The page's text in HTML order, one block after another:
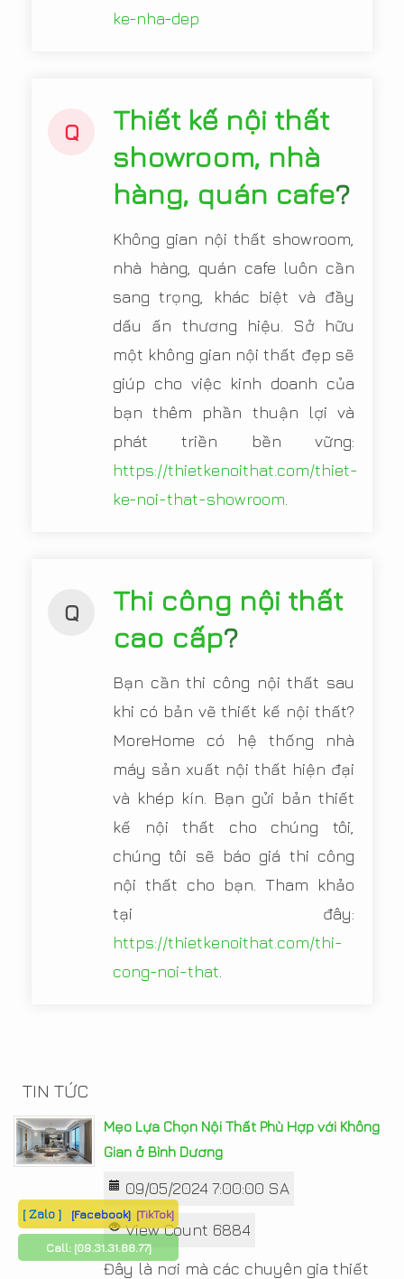
ke-nha-dep
Q
Thiết kế nội thất
showroom, nhà
hàng, quán cafe?
Không gian nội thất showroom,
nhà hàng, quán cafe luôn cần
sang trọng, khác biệt và đầy
dấu ấn thương hiệu. Sở hữu
một không gian nội thất đẹp sẽ
giúp cho việc kinh doanh của
bạn thêm phần thuận lợi và
phát triền bền vững:
https://thietkenoithat.com/thiet-
ke-noi-that-showroom
Q
Thi công nội thất
cao cấp?
Bạn cần thi công nội thất sau
khi có bản vẽ thiết kế nội thất?
MoreHome có hệ thống nhà
máy sản xuất nội thất hiện đại
và khép kín. Bạn gửi bản thiết
kế nội thất cho chúng tôi,
chúng tôi sẽ báo giá thi công
nội thất cho bạn. Tham khảo
tại đây:
https://thietkenoithat.com/thi-
cong-noi-that
TIN TỨC
Mẹo Lựa Chọn Nội Thất Phù Hợp với Không
Gian ở Bình Dương
09/05/2024 7:00:00 SA
View Count 6884
Đây là nơi mà các chuyên gia thiết
[ Zalo ] [Facebook] [TikTok]
Call: [09.31.31.88.77]